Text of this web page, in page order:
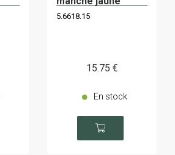
5.6618.15
15.75 €
En stock